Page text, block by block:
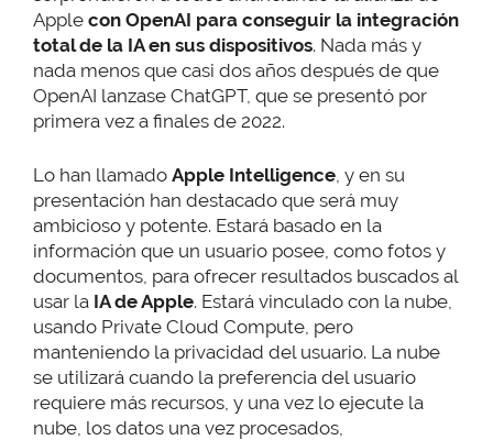
Apple con OpenAI para conseguir la integración
total de la IA en sus dispositivos. Nada más y
nada menos que casi dos años después de que
OpenAI lanzase ChatGPT, que se presentó por
primera vez a finales de 2022.
Lo han llamado Apple Intelligence , y en su
presentación han destacado que será muy
ambicioso y potente. Estará basado en la
información que un usuario posee, como fotos y
documentos, para ofrecer resultados buscados al
usar la IA de Apple. Estará vinculado con la nube,
usando Private Cloud Compute, pero
manteniendo la privacidad del usuario. La nube
se utilizará cuando la preferencia del usuario
requiere más recursos, y una vez lo ejecute la
nube, los datos una vez procesados,